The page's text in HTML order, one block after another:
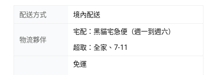
配送方式 境內配送
物流夥伴
宅配：黑貓宅急便（週一到週六）
超取：全家、7-11
免運